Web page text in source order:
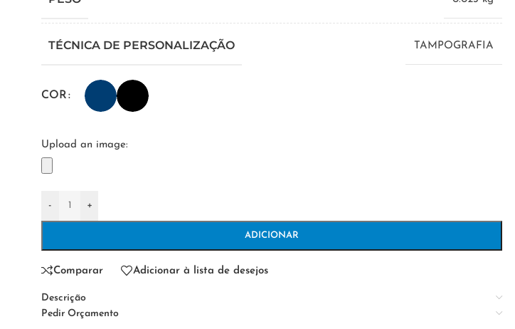
TÉCNICA DE PERSONALIZAÇÃO TAMPOGRAFIA
COR
Upload an image:
- +
ADICIONAR
Comparar Adicionar à lista de desejos
Descrição
Pedir Orçamento